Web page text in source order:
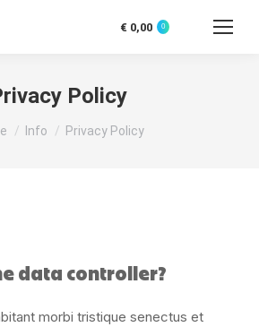
€ 0,00 0
Policy
here:
Info Privacy Policy
data controller?
morbi tristique senectus et